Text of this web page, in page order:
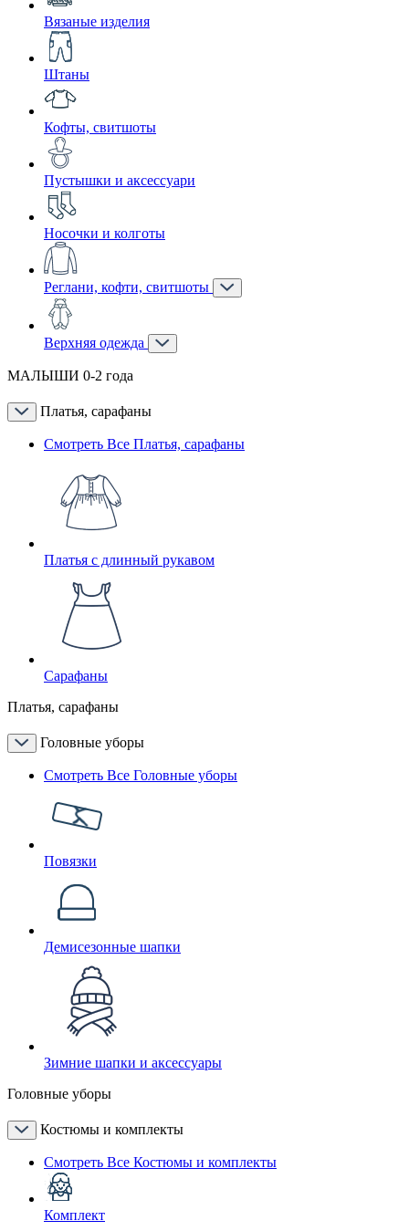
Вязаные изделия
Штаны
Кофты, свитшоты
Пустышки и аксессуари
Носочки и колготы
Реглани, кофти, свитшоты
Верхняя одежда
МАЛЫШИ 0-2 года
Платья, сарафаны
Смотреть Все Платья, сарафаны
Платья с длинный рукавом
Сарафаны
Платья, сарафаны
Головные уборы
Смотреть Все Головные уборы
Повязки
Демисезонные шапки
Зимние шапки и аксессуары
Головные уборы
Костюмы и комплекты
Смотреть Все Костюмы и комплекты
Комплект